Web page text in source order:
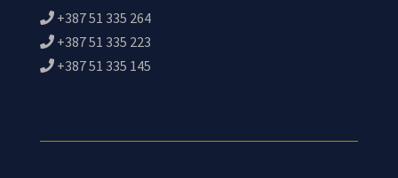
+387 51 335 264
+387 51 335 223
+387 51 335 145